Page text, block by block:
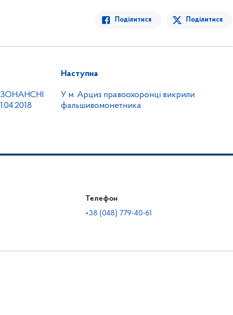
Поділитися Поділитися
Наступна
У м. Арциз правоохоронці викрили
фальшивомонетника
Телефон
+38 (048) 779-40-61